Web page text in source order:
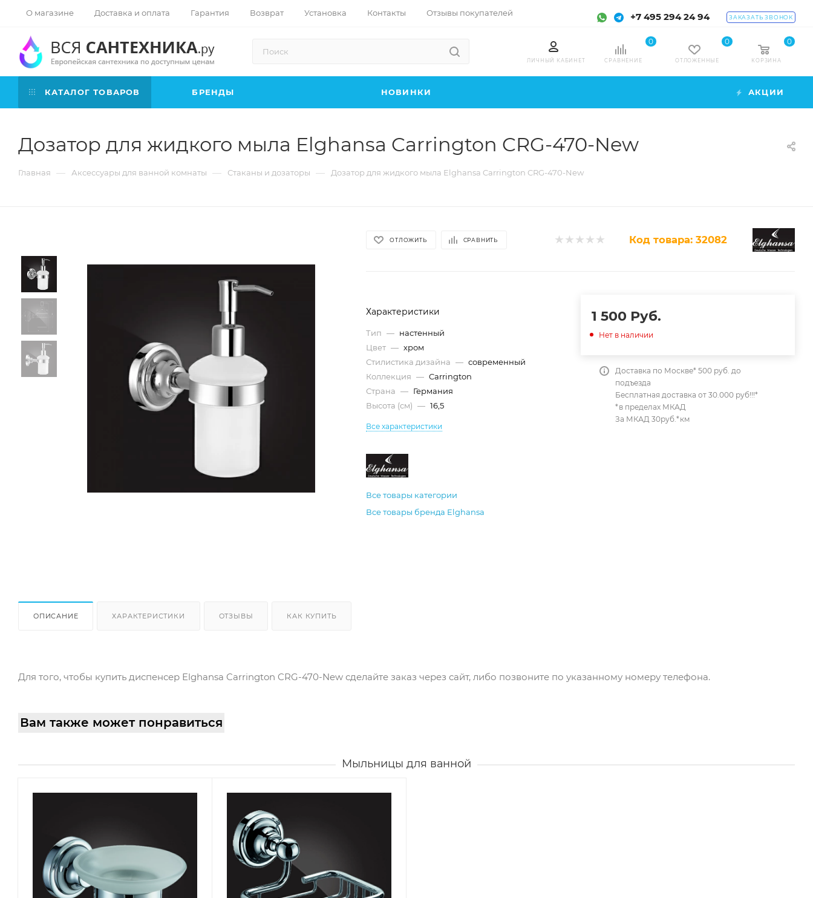
О магазине Доставка и оплата Гарантия Возврат Установка Контакты Отзывы покупателей +7 495 294 24 94 ЗАКАЗАТЬ ЗВОНОК
ЛИЧНЫЙ КАБИНЕТ СРАВНЕНИЕ
0
ОТЛОЖЕННЫЕ
0
КОРЗИНА
0
КАТАЛОГ ТОВАРОВ БРЕНДЫ НОВИНКИ АКЦИИ
Дозатор для жидкого мыла Elghansa Carrington CRG-470-New
Главная — Аксессуары для ванной комнаты — Стаканы и дозаторы — Дозатор для жидкого мыла Elghansa Carrington CRG-470-New
ОТЛОЖИТЬ СРАВНИТЬ Код товара: 32082
Характеристики
Тип — настенный
Цвет — хром
Стилистика дизайна — современный
Коллекция — Carrington
Страна — Германия
Высота (см) — 16,5
Все характеристики
Все товары категории
Все товары бренда Elghansa
1 500 Руб.
Нет в наличии
Доставка по Москве* 500 руб. до
подъезда
Бесплатная доставка от 30.000 руб!!!*
*в пределах МКАД
За МКАД 30руб.*км
ОПИСАНИЕ ХАРАКТЕРИСТИКИ ОТЗЫВЫ КАК КУПИТЬ
Для того, чтобы купить диспенсер Elghansa Carrington CRG-470-New сделайте заказ через сайт, либо позвоните по указанному номеру телефона.
Вам также может понравиться
Мыльницы для ванной